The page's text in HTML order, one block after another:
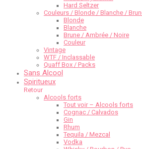
Hard Seltzer
Couleurs / Blonde / Blanche /
Blonde
Blanche
Brune / Ambrée / Noire
Couleur
Vintage
WTF / Inclassable
Quaff Box / Packs
Sans Alcool
Spiritueux
Retour
Alcools forts
Tout voir – Alcools forts
Cognac / Calvados
Gin
Rhum
Tequila / Mezcal
Vodka